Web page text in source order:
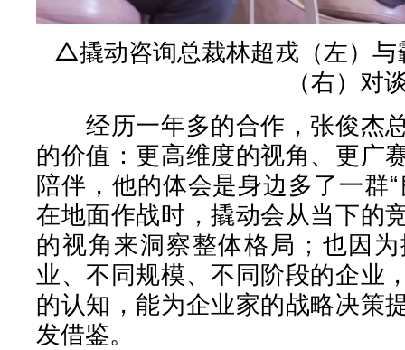
△撬动咨询总裁林超戎（左）与
（右）对
经历一年多的合作，张俊杰
的价值：更高维度的视角、更广
陪伴，他的体会是身边多了一群
在地面作战时，撬动会从当下的
的视角来洞察整体格局；也因
业、不同规模、不同阶段的企业
的认知，能为企业家的战略决策
发借鉴。